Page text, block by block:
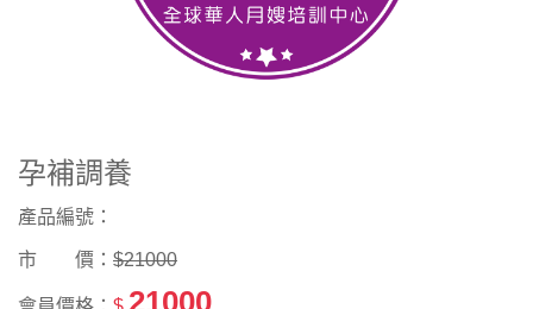
孕補調養
產品編號：
市 價： $21000
21000